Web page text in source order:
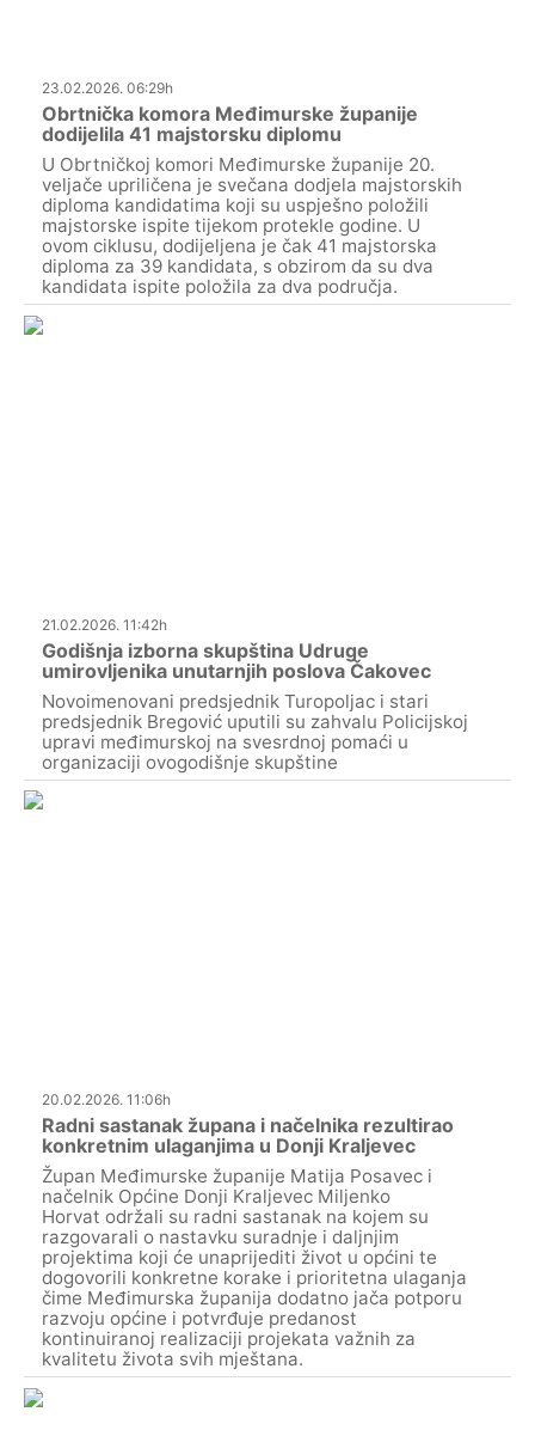
23.02.2026. 06:29h
Obrtnička komora Međimurske županije
dodijelila 41 majstorsku diplomu
U Obrtničkoj komori Međimurske županije 20.
veljače upriličena je svečana dodjela majstorskih
diploma kandidatima koji su uspješno položili
majstorske ispite tijekom protekle godine. U
ovom ciklusu, dodijeljena je čak 41 majstorska
diploma za 39 kandidata, s obzirom da su dva
kandidata ispite položila za dva područja.
21.02.2026. 11:42h
Godišnja izborna skupština Udruge
umirovljenika unutarnjih poslova Čakovec
Novoimenovani predsjednik Turopoljac i stari
predsjednik Bregović uputili su zahvalu Policijskoj
upravi međimurskoj na svesrdnoj pomaći u
organizaciji ovogodišnje skupštine
20.02.2026. 11:06h
Radni sastanak župana i načelnika rezultirao
konkretnim ulaganjima u Donji Kraljevec
Župan Međimurske županije Matija Posavec i
načelnik Općine Donji Kraljevec Miljenko
Horvat održali su radni sastanak na kojem su
razgovarali o nastavku suradnje i daljnjim
projektima koji će unaprijediti život u općini te
dogovorili konkretne korake i prioritetna ulaganja
čime Međimurska županija dodatno jača potporu
razvoju općine i potvrđuje predanost
kontinuiranoj realizaciji projekata važnih za
kvalitetu života svih mještana.